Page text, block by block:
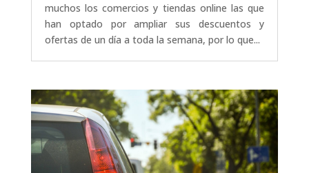
muchos los comercios y tiendas online las que
han optado por ampliar sus descuentos y
ofertas de un día a toda la semana, por lo que...